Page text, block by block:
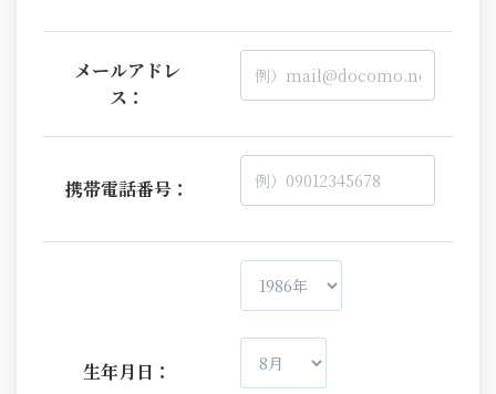
メールアドレ
ス：
携帯電話番号：
生年月日：